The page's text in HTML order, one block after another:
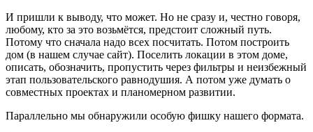
И пришли к выводу, что может. Но не сразу и, честно говоря,
любому, кто за это возьмётся, предстоит сложный путь.
Потому что сначала надо всех посчитать. Потом построить
дом (в нашем случае сайт). Поселить локации в этом доме,
описать, обозначить, пропустить через фильтры и неизбежный
этап пользовательского равнодушия. А потом уже думать о
совместных проектах и планомерном развитии.
Параллельно мы обнаружили особую фишку нашего формата.